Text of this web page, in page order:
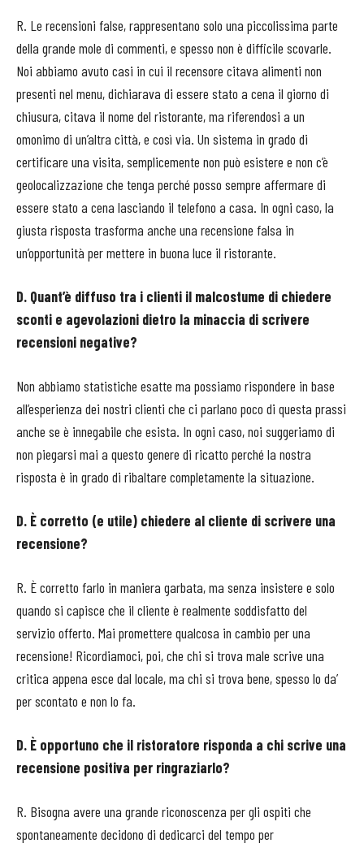
R. Le recensioni false, rappresentano solo una piccolissima parte
della grande mole di commenti, e spesso non è difficile scovarle.
Noi abbiamo avuto casi in cui il recensore citava alimenti non
presenti nel menu, dichiarava di essere stato a cena il giorno di
chiusura, citava il nome del ristorante, ma riferendosi a un
omonimo di un’altra città, e così via. Un sistema in grado di
certificare una visita, semplicemente non può esistere e non c’è
geolocalizzazione che tenga perché posso sempre affermare di
essere stato a cena lasciando il telefono a casa. In ogni caso, la
giusta risposta trasforma anche una recensione falsa in
un’opportunità per mettere in buona luce il ristorante.
D. Quant’è diffuso tra i clienti il malcostume di chiedere
sconti e agevolazioni dietro la minaccia di scrivere
recensioni negative?
Non abbiamo statistiche esatte ma possiamo rispondere in base
all’esperienza dei nostri clienti che ci parlano poco di questa prassi
anche se è innegabile che esista. In ogni caso, noi suggeriamo di
non piegarsi mai a questo genere di ricatto perché la nostra
risposta è in grado di ribaltare completamente la situazione.
D. È corretto (e utile) chiedere al cliente di scrivere una
recensione?
R. È corretto farlo in maniera garbata, ma senza insistere e solo
quando si capisce che il cliente è realmente soddisfatto del
servizio offerto. Mai promettere qualcosa in cambio per una
recensione! Ricordiamoci, poi, che chi si trova male scrive una
critica appena esce dal locale, ma chi si trova bene, spesso lo da’
per scontato e non lo fa.
D. È opportuno che il ristoratore risponda a chi scrive una
recensione positiva per ringraziarlo?
R. Bisogna avere una grande riconoscenza per gli ospiti che
spontaneamente decidono di dedicarci del tempo per